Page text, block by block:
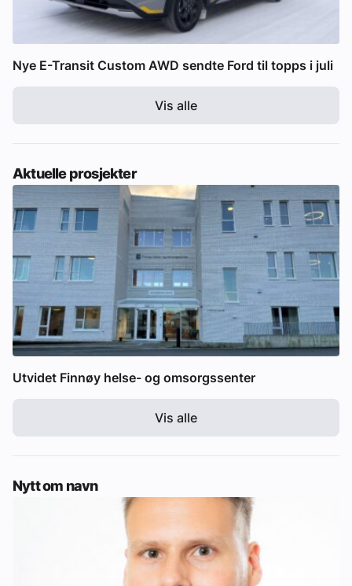
Nye E-Transit Custom AWD sendte Ford til topps i juli
Vis alle
Aktuelle prosjekter
Utvidet Finnøy helse- og omsorgssenter
Vis alle
Nytt om navn